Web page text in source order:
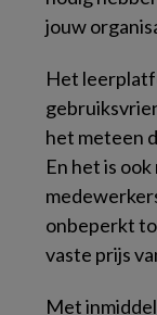
jouw
Het
het meteen
En het is
onbeperkt
vaste prijs
Met